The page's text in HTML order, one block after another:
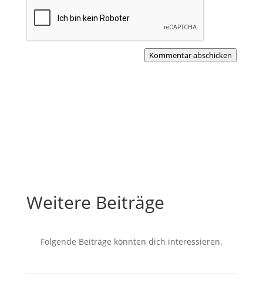
Kommentar abschicken
Weitere Beiträge
Folgende Beiträge könnten dich interessieren.